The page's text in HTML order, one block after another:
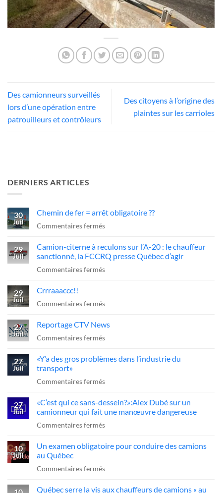
Des camionneurs surveillés
lors d’une opération entre
patrouilleurs et contrôleurs
Des citoyens à l’origine des
plaintes sur les carrioles
DERNIERS ARTICLES
30
Juil
Chemin de fer = arrêt obligatoire ??
Commentaires ferméssur
de
fer
=
??
29
Juil
Camion-citerne à reculons sur l’A-20 : le chauffeur
sanctionné, la FCCRQ presse Québec d’agir
Commentaires ferméssur
à
sur
l’A-
:
chauffeur
la
FCCRQ
presse
d’agir
29
Juil
Crrraaaccc!!
Commentaires ferméssur
27
Juil
Reportage CTV News
Commentaires ferméssur
CTV
27
Juil
«Y’a des gros problèmes dans l’industrie du
transport»
Commentaires ferméssur
des
gros
problèmes
l’industrie
transport»
27
Juil
«C’est qui ce sans-dessein?»:Alex Dubé sur un
camionneur qui fait une manœuvre dangereuse
Commentaires ferméssur
qui
sans-
10
Juil
Un examen obligatoire pour conduire des camions
au Québec
Commentaires ferméssur
examen
Québec serre la vis aux chauffeurs de camions « au